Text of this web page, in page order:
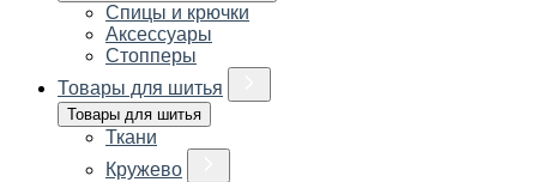
Спицы и крючки
Аксессуары
Стопперы
Товары для шитья
Товары для шитья
Ткани
Кружево